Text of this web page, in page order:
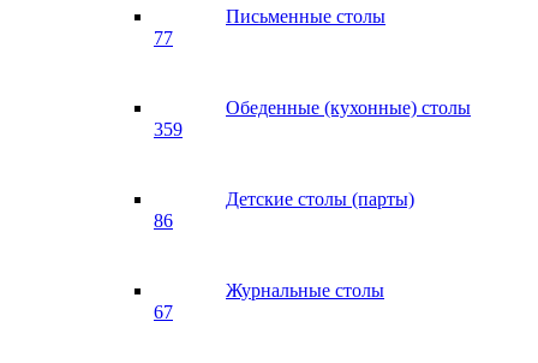
Письменные столы
77
Обеденные (кухонные) столы
359
Детские столы (парты)
86
Журнальные столы
67